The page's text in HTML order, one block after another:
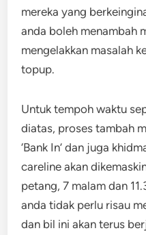
mereka yang
anda boleh menambah
mengelakkan masalah
topup.
Untuk tempoh waktu
diatas, proses tambah
‘Bank In’ dan juga
careline akan
petang, 7 malam dan
anda tidak perlu risau
dan bil ini akan terus